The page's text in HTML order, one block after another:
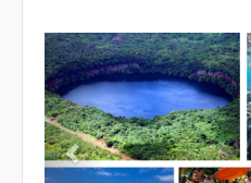
Previous